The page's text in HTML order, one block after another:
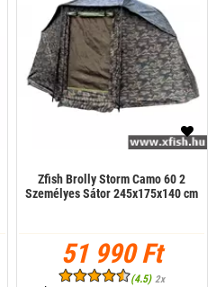
Zfish Brolly Storm Camo 60 2
Személyes Sátor 245x175x140 cm
51 990 Ft
(4.5) 2x